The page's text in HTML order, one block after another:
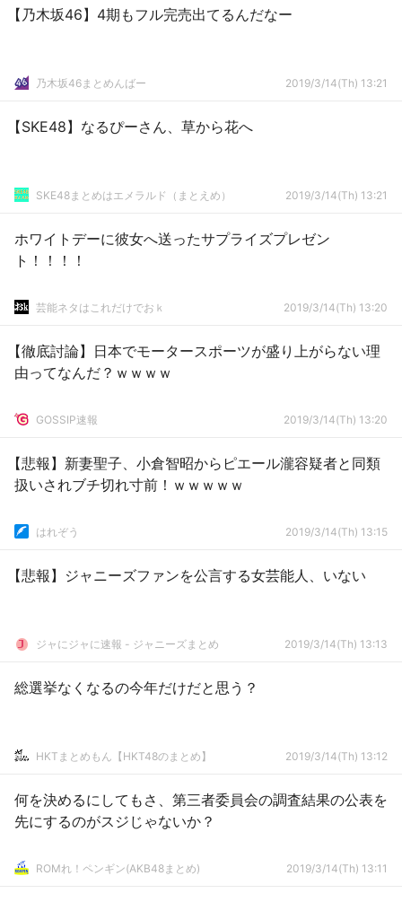
【乃木坂46】4期もフル完売出てるんだなー
乃木坂46まとめんばー 2019/3/14(Th) 13:21
【SKE48】なるぴーさん、草から花へ
SKE48まとめはエメラルド（まとえめ） 2019/3/14(Th) 13:21
ホワイトデーに彼女へ送ったサプライズプレゼン
ト！！！！
芸能ネタはこれだけでおｋ 2019/3/14(Th) 13:20
【徹底討論】日本でモータースポーツが盛り上がらない理
由ってなんだ？ｗｗｗｗ
GOSSIP速報 2019/3/14(Th) 13:20
【悲報】新妻聖子、小倉智昭からピエール瀧容疑者と同類
扱いされブチ切れ寸前！ｗｗｗｗｗ
はれぞう 2019/3/14(Th) 13:15
【悲報】ジャニーズファンを公言する女芸能人、いない
ジャにジャに速報 - ジャニーズまとめ 2019/3/14(Th) 13:13
総選挙なくなるの今年だけだと思う？
HKTまとめもん【HKT48のまとめ】 2019/3/14(Th) 13:12
何を決めるにしてもさ、第三者委員会の調査結果の公表を
先にするのがスジじゃないか？
ROMれ！ペンギン(AKB48まとめ) 2019/3/14(Th) 13:11